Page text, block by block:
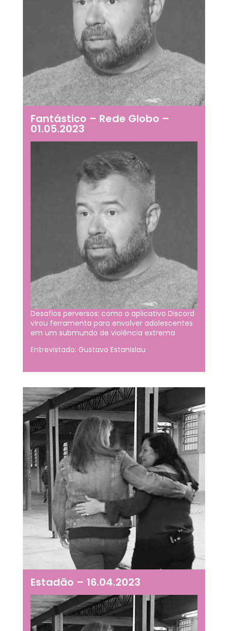
Fantástico – Rede Globo –
01.05.2023
Desafios perversos: como o aplicativo Discord
virou ferramenta para envolver adolescentes
em um submundo de violência extrema
Entrevistado: Gustavo Estanislau
Estadão – 16.04.2023